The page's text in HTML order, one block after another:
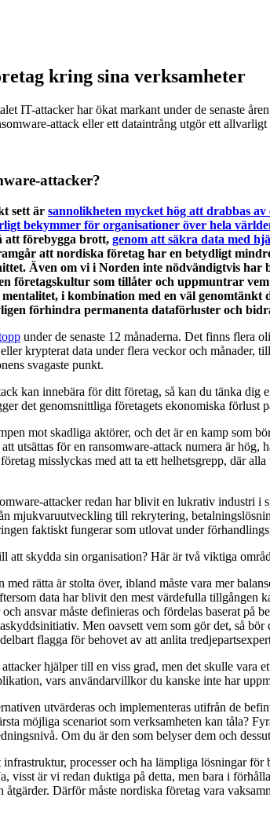
kring sina verksamheter
IT-attacker har ökat markant under de senaste
attack eller ett dataintrång utgör ett
attacker?
sett är sannolikheten mycket hög att drabbas av
bekymmer för organisationer över hela
att förebygga brott, genom att säkra data med
att nordiska företag har en betydligt
Även om vi i Norden inte nödvändigtvis
företagskultur som tillåter och uppmuntrar
i kombination med en väl
förhindra permanenta dataförluster och
under de senaste 12 månaderna. Det finns flera
krypterat data under flera veckor och månader,
svagaste punkt.
kan innebära för ditt företag, så kan du tänka
det genomsnittliga företagets ekonomiska förlust
mot skadliga aktörer, och det är en kamp som
utsättas för en ransomware-attack numera är
misslyckas med att ta ett helhetsgrepp, där
attacker redan har blivit en lukrativ industri
mjukvaruutveckling till rekrytering,
faktiskt fungerar som utlovat under
att skydda sin organisation? Här är två viktiga
med rätta är stolta över, ibland måste vara mer
data har blivit den mest värdefulla tillgången
ansvar måste definieras och fördelas baserat på
Men oavsett vem som gör det, så
flagga för behovet av att anlita
hjälper till en viss grad, men det skulle vara
vars användarvillkor du kanske inte har
utvärderas och implementeras utifrån de
möjliga scenariot som verksamheten kan tåla?
Om du är den som belyser dem och
processer och ha lämpliga lösningar
visst är vi redan duktiga på detta, men bara i
Därför måste nordiska företag vara